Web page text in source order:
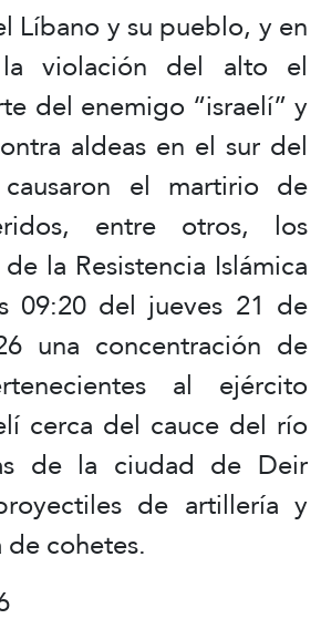
Líbano y su pueblo, y en
violación del alto el
del enemigo “israelí” y
aldeas en el sur del
el martirio de
entre otros, los
la Resistencia Islámica
09:20 del jueves 21 de
una concentración de
al ejército
cerca del cauce del río
de la ciudad de Deir
de artillería y
cohetes.